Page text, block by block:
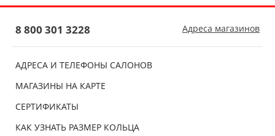
АДРЕСА И ТЕЛЕФОНЫ САЛОНОВ
МАГАЗИНЫ НА КАРТЕ
СЕРТИФИКАТЫ
КАК УЗНАТЬ РАЗМЕР КОЛЬЦА
8 800 301 3228 Адреса магазинов